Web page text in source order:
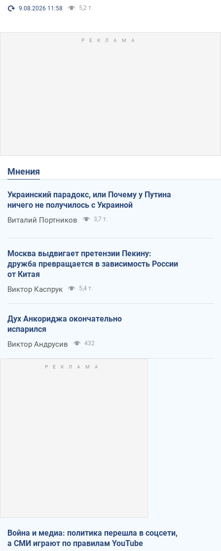
9.08.2026 11:58 5,2 т.
Мнения
Украинский парадокс, или Почему у Путина
ничего не получилось с Украиной
Виталий Портников 3,7 т.
Москва выдвигает претензии Пекину:
дружба превращается в зависимость России
от Китая
Виктор Каспрук 5,4 т.
Дух Анкориджа окончательно
испарился
Виктор Андрусив 432
Война и медиа: политика перешла в соцсети,
а СМИ играют по правилам YouTube